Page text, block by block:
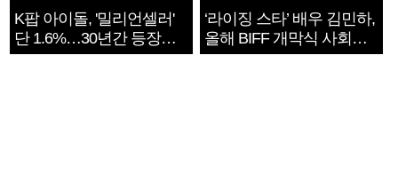
K팝 아이돌, '밀리언셀러'
단 1.6%…30년간 등장
1182개팀 전수조사
‘라이징 스타’ 배우 김민하,
올해 BIFF 개막식 사회자
확정